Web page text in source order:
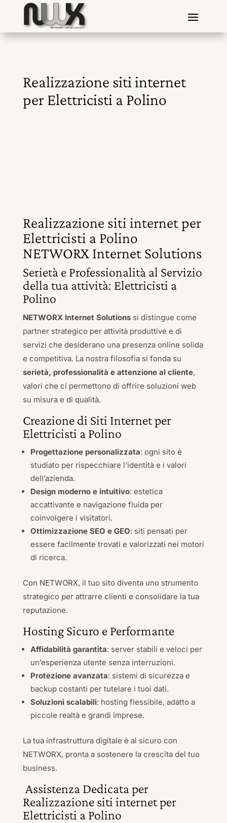
Realizzazione siti internet
per Elettricisti a Polino
Realizzazione siti internet per
Elettricisti a Polino
NETWORX Internet Solutions
Serietà e Professionalità al Servizio
della tua attività: Elettricisti a
Polino
NETWORX Internet Solutionssi distingue come
partner strategico per attività produttive e di
servizi che desiderano una presenza online solida
e competitiva. La nostra filosofia si fonda su
serietà, professionalità e attenzione al cliente,
valori che ci permettono di offrire soluzioni web
su misura e di qualità.
Creazione di Siti Internet per
Elettricisti a Polino
Progettazione personalizzata: ogni sito è
studiato per rispecchiare l’identità e i valori
dell’azienda.
Design moderno e intuitivo: estetica
accattivante e navigazione fluida per
coinvolgere i visitatori.
Ottimizzazione SEO e GEO: siti pensati per
essere facilmente trovati e valorizzati nei motori
di ricerca.
Con NETWORX, il tuo sito diventa uno strumento
strategico per attrarre clienti e consolidare la tua
reputazione.
Hosting Sicuro e Performante
Affidabilità garantita: server stabili e veloci per
un’esperienza utente senza interruzioni.
Protezione avanzata: sistemi di sicurezza e
backup costanti per tutelare i tuoi dati.
Soluzioni scalabili: hosting flessibile, adatto a
piccole realtà e grandi imprese.
La tua infrastruttura digitale è al sicuro con
NETWORX, pronta a sostenere la crescita del tuo
business.
Assistenza Dedicata per
Realizzazione siti internet per
Elettricisti a Polino